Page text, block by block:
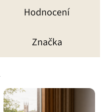
Hodnocení
Značka